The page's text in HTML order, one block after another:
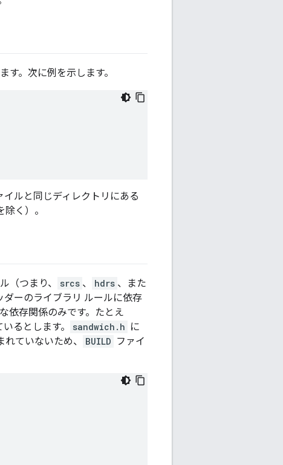
。次に例を示します。
イルと同じディレクトリにある
く）。
（つまり、 srcs 、 hdrs 、また
ーのライブラリ ルールに依存
依存関係のみです。たとえ
るとします。 sandwich.h に
ていないため、 BUILD ファイ